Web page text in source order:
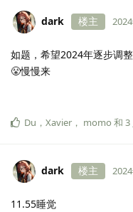
dark 楼主
如题，希望2024年逐步调
😤慢慢来
Du ， Xavier ， momo 和 3
dark 楼主
11.55睡觉